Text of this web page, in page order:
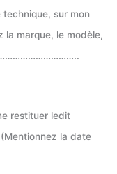
technique, sur mon
marque, le modèle,
…………………………..
restituer ledit
la date